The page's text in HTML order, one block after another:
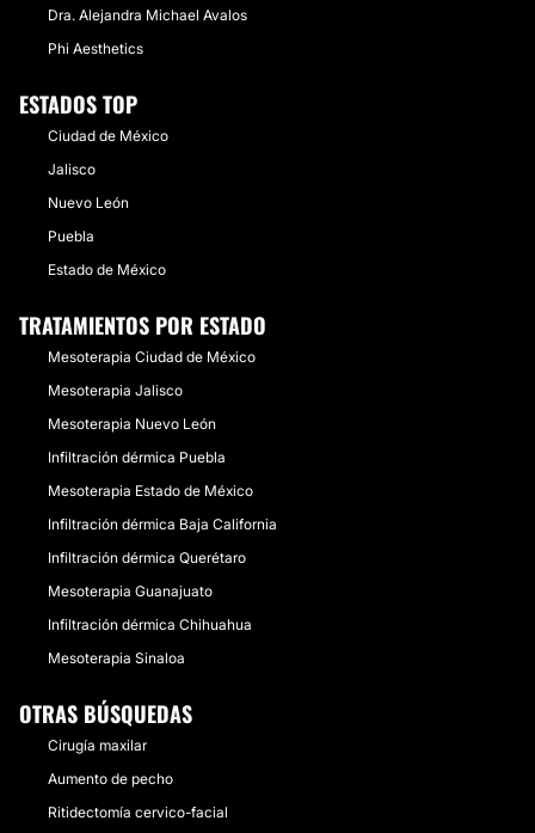
Dra. Alejandra Michael Avalos
Phi Aesthetics
ESTADOS TOP
Ciudad de México
Jalisco
Nuevo León
Puebla
Estado de México
TRATAMIENTOS POR ESTADO
Mesoterapia Ciudad de México
Mesoterapia Jalisco
Mesoterapia Nuevo León
Infiltración dérmica Puebla
Mesoterapia Estado de México
Infiltración dérmica Baja California
Infiltración dérmica Querétaro
Mesoterapia Guanajuato
Infiltración dérmica Chihuahua
Mesoterapia Sinaloa
OTRAS BÚSQUEDAS
Cirugía maxilar
Aumento de pecho
Ritidectomía cervico-facial